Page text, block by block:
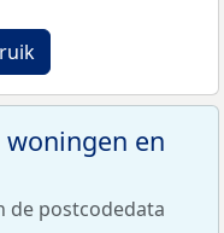
en
de postcodedata